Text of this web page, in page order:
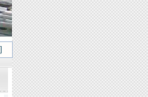
、 15CrMo、35CrMo、